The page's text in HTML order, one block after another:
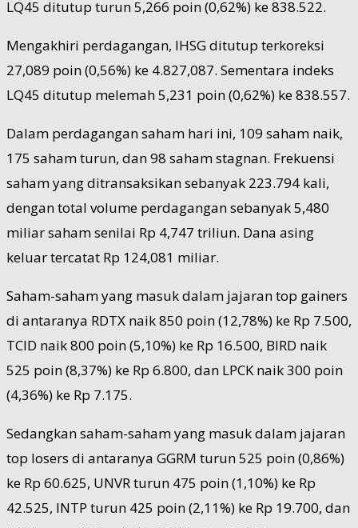
LQ45 ditutup turun 5,266 poin (0,62%) ke 838.522.
Mengakhiri perdagangan, IHSG ditutup terkoreksi
27,089 poin (0,56%) ke 4.827,087. Sementara indeks
LQ45 ditutup melemah 5,231 poin (0,62%) ke 838.557.
Dalam perdagangan saham hari ini, 109 saham naik,
175 saham turun, dan 98 saham stagnan. Frekuensi
saham yang ditransaksikan sebanyak 223.794 kali,
dengan total volume perdagangan sebanyak 5,480
miliar saham senilai Rp 4,747 triliun. Dana asing
keluar tercatat Rp 124,081 miliar.
Saham-saham yang masuk dalam jajaran top gainers
di antaranya RDTX naik 850 poin (12,78%) ke Rp 7.500,
TCID naik 800 poin (5,10%) ke Rp 16.500, BIRD naik
525 poin (8,37%) ke Rp 6.800, dan LPCK naik 300 poin
(4,36%) ke Rp 7.175.
Sedangkan saham-saham yang masuk dalam jajaran
top losers di antaranya GGRM turun 525 poin (0,86%)
ke Rp 60.625, UNVR turun 475 poin (1,10%) ke Rp
42.525, INTP turun 425 poin (2,11%) ke Rp 19.700, dan